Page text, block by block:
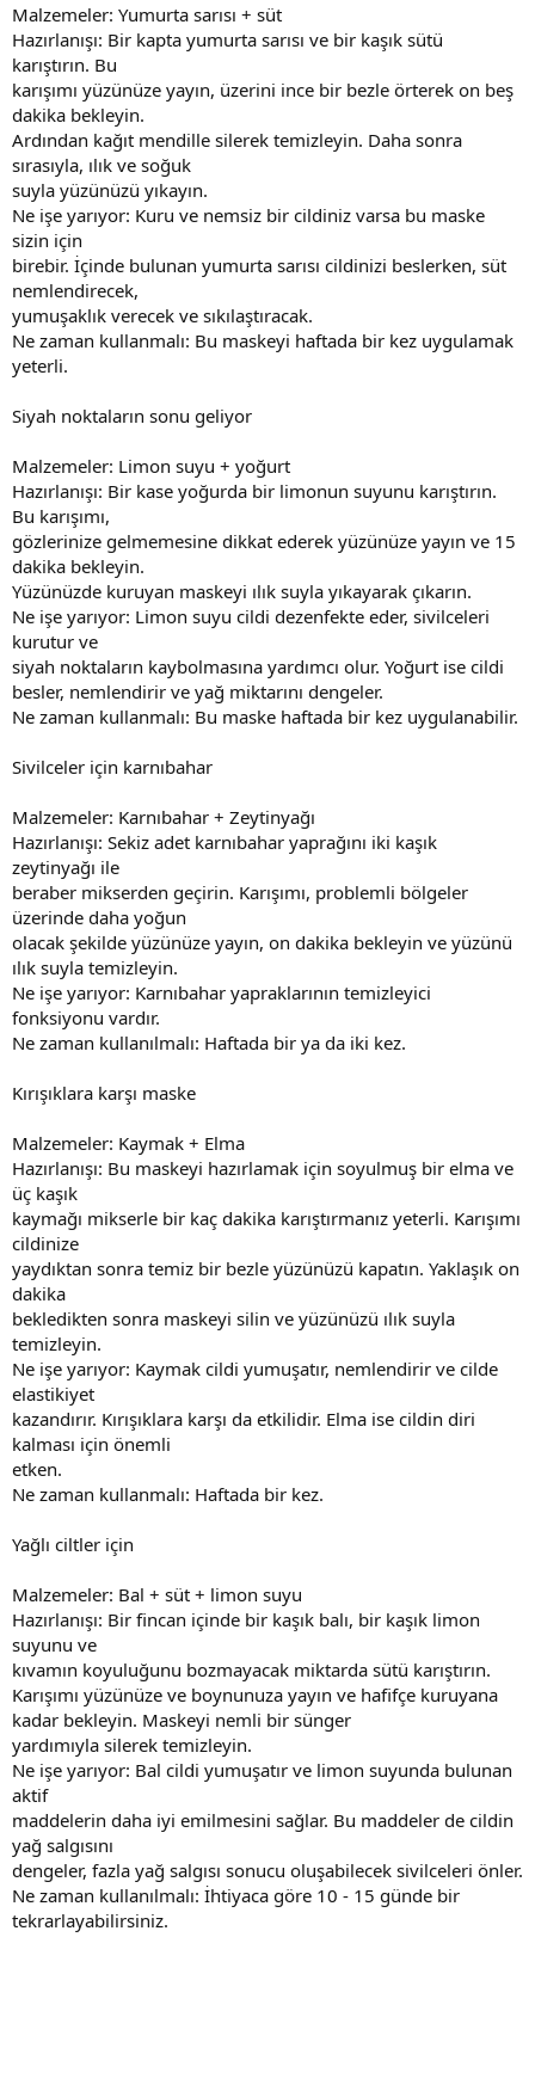
Malzemeler: Yumurta sarısı + süt
Hazırlanışı: Bir kapta yumurta sarısı ve bir kaşık sütü
karıştırın. Bu
karışımı yüzünüze yayın, üzerini ince bir bezle örterek on beş
dakika bekleyin.
Ardından kağıt mendille silerek temizleyin. Daha sonra
sırasıyla, ılık ve soğuk
suyla yüzünüzü yıkayın.
Ne işe yarıyor: Kuru ve nemsiz bir cildiniz varsa bu maske
sizin için
birebir. İçinde bulunan yumurta sarısı cildinizi beslerken, süt
nemlendirecek,
yumuşaklık verecek ve sıkılaştıracak.
Ne zaman kullanmalı: Bu maskeyi haftada bir kez uygulamak
yeterli.
Siyah noktaların sonu geliyor
Malzemeler: Limon suyu + yoğurt
Hazırlanışı: Bir kase yoğurda bir limonun suyunu karıştırın.
Bu karışımı,
gözlerinize gelmemesine dikkat ederek yüzünüze yayın ve 15
dakika bekleyin.
Yüzünüzde kuruyan maskeyi ılık suyla yıkayarak çıkarın.
Ne işe yarıyor: Limon suyu cildi dezenfekte eder, sivilceleri
kurutur ve
siyah noktaların kaybolmasına yardımcı olur. Yoğurt ise cildi
besler, nemlendirir ve yağ miktarını dengeler.
Ne zaman kullanmalı: Bu maske haftada bir kez uygulanabilir.
Sivilceler için karnıbahar
Malzemeler: Karnıbahar + Zeytinyağı
Hazırlanışı: Sekiz adet karnıbahar yaprağını iki kaşık
zeytinyağı ile
beraber mikserden geçirin. Karışımı, problemli bölgeler
üzerinde daha yoğun
olacak şekilde yüzünüze yayın, on dakika bekleyin ve yüzünü
ılık suyla temizleyin.
Ne işe yarıyor: Karnıbahar yapraklarının temizleyici
fonksiyonu vardır.
Ne zaman kullanılmalı: Haftada bir ya da iki kez.
Kırışıklara karşı maske
Malzemeler: Kaymak + Elma
Hazırlanışı: Bu maskeyi hazırlamak için soyulmuş bir elma ve
üç kaşık
kaymağı mikserle bir kaç dakika karıştırmanız yeterli. Karışımı
cildinize
yaydıktan sonra temiz bir bezle yüzünüzü kapatın. Yaklaşık on
dakika
bekledikten sonra maskeyi silin ve yüzünüzü ılık suyla
temizleyin.
Ne işe yarıyor: Kaymak cildi yumuşatır, nemlendirir ve cilde
elastikiyet
kazandırır. Kırışıklara karşı da etkilidir. Elma ise cildin diri
kalması için önemli
etken.
Ne zaman kullanmalı: Haftada bir kez.
Yağlı ciltler için
Malzemeler: Bal + süt + limon suyu
Hazırlanışı: Bir fincan içinde bir kaşık balı, bir kaşık limon
suyunu ve
kıvamın koyuluğunu bozmayacak miktarda sütü karıştırın.
Karışımı yüzünüze ve boynunuza yayın ve hafifçe kuruyana
kadar bekleyin. Maskeyi nemli bir sünger
yardımıyla silerek temizleyin.
Ne işe yarıyor: Bal cildi yumuşatır ve limon suyunda bulunan
aktif
maddelerin daha iyi emilmesini sağlar. Bu maddeler de cildin
yağ salgısını
dengeler, fazla yağ salgısı sonucu oluşabilecek sivilceleri önler.
Ne zaman kullanılmalı: İhtiyaca göre 10 - 15 günde bir
tekrarlayabilirsiniz.